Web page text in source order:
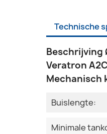
Technische
Beschrijving
Veratron
Mechanisch
Buislengte:
Minimale